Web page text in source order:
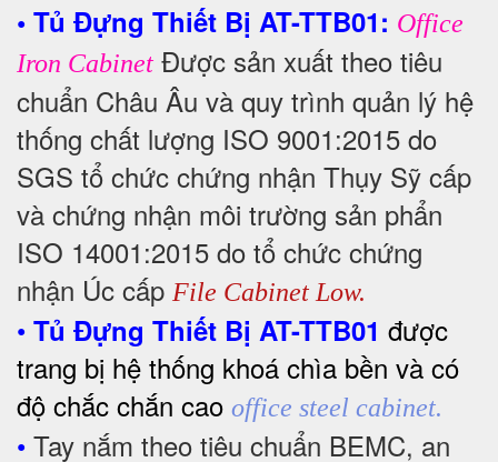
• Tủ Đựng Thiết Bị AT-TTB01: Office
Iron Cabinet Được sản xuất theo tiêu
chuẩn Châu Âu và quy trình quản lý hệ
thống chất lượng ISO 9001:2015 do
SGS tổ chức chứng nhận Thụy Sỹ cấp
và chứng nhận môi trường sản phẩn
ISO 14001:2015 do tổ chức chứng
nhận Úc cấp File Cabinet Low.
• Tủ Đựng Thiết Bị AT-TTB01 được
trang bị hệ thống khoá chìa bền và có
độ chắc chắn cao office steel cabinet.
• Tay nắm theo tiêu chuẩn BEMC, an